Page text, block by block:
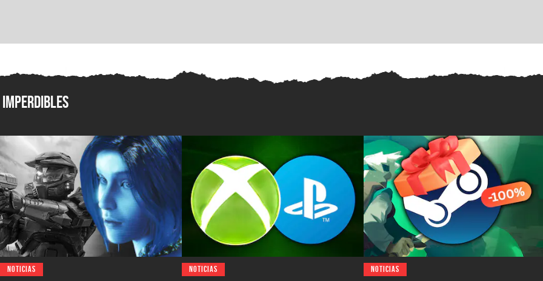
Imperdibles
NOTICIAS NOTICIAS NOTICIAS